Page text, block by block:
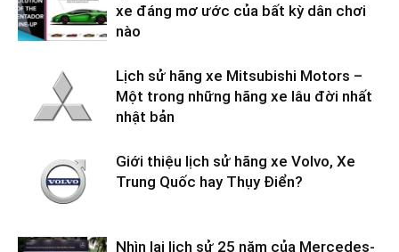
xe đáng mơ ước của bất kỳ dân chơi
nào
Lịch sử hãng xe Mitsubishi Motors –
Một trong những hãng xe lâu đời nhất
nhật bản
Giới thiệu lịch sử hãng xe Volvo, Xe
Trung Quốc hay Thụy Điển?
Nhìn lại lịch sử 25 năm của Mercedes-